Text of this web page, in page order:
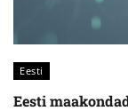
Eesti
Eesti